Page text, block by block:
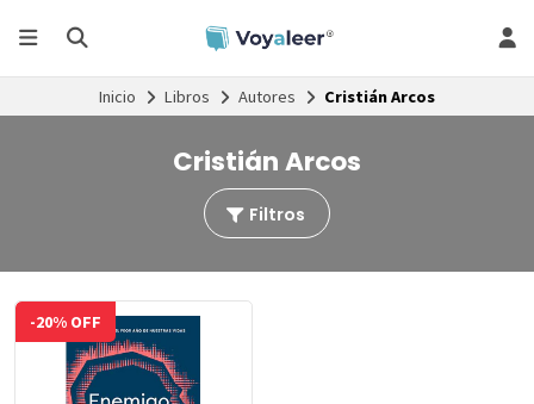
Inicio Libros Autores Cristián Arcos
Cristián Arcos
Filtros
-20% OFF